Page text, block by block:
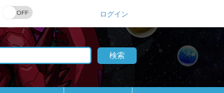
ログイン